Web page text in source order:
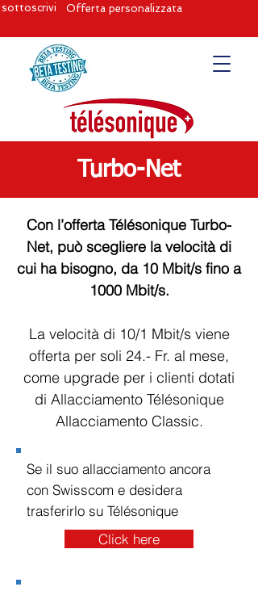
sottoscrivi Offerta personalizzata
Turbo-Net
Con l’offerta Télésonique Turbo-
Net, può scegliere la velocità di
cui ha bisogno, da 10 Mbit/s fino a
1000 Mbit/s.
La velocità di 10/1 Mbit/s viene
offerta per soli 24.- Fr. al mese,
come upgrade per i clienti dotati
di Allacciamento Télésonique
Allacciamento Classic.
Se il suo allacciamento ancora
con Swisscom e desidera
trasferirlo su Télésonique
Click here